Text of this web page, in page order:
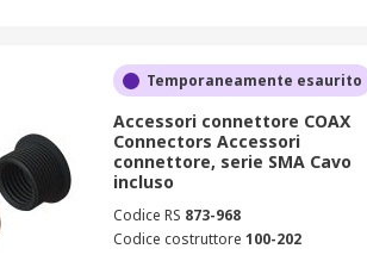
Temporaneamente esaurito
Accessori connettore COAX
Connectors Accessori
connettore, serie SMA Cavo
incluso
Codice RS 873-968
Codice costruttore 100-202